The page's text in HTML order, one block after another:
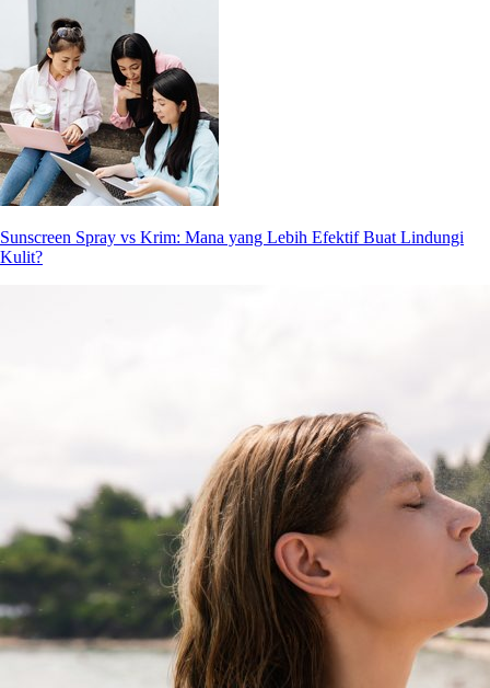
Sunscreen Spray vs Krim: Mana yang Lebih Efektif Buat Lindungi
Kulit?